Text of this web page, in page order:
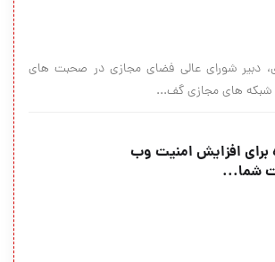
دبیر شورای عالی فضای مجازی در صحبت های
شبکه های مجازی گف...
برای افزایش امنیت وب
شما...